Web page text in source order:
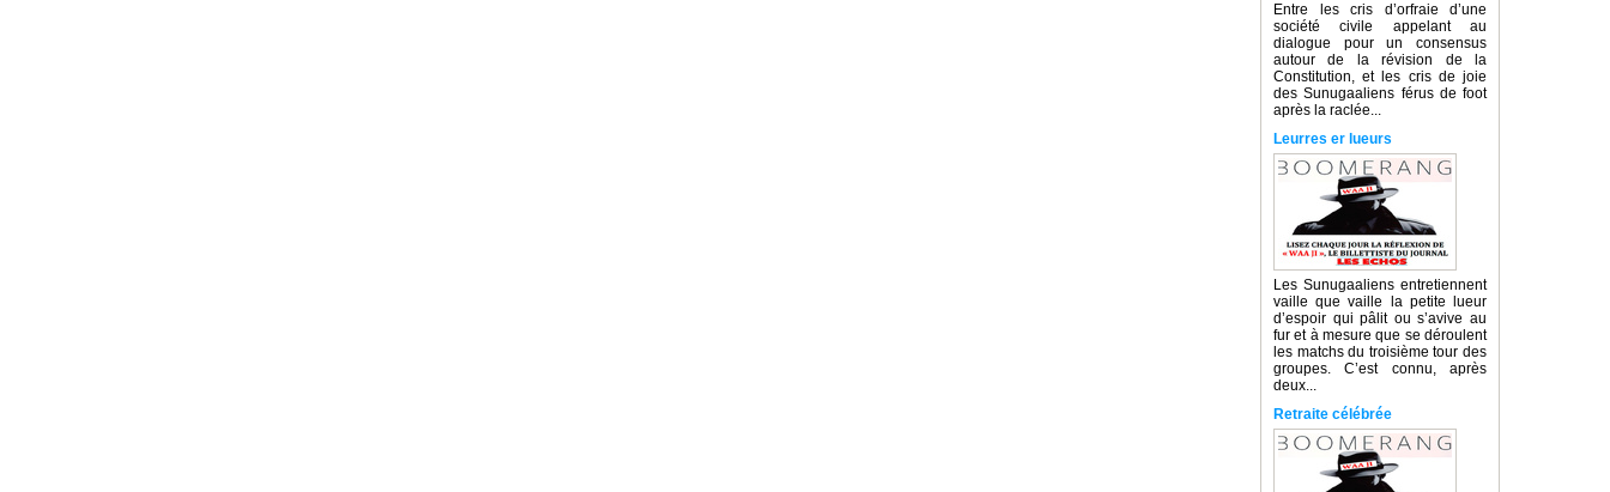
Entre les cris d’orfraie d’une
société civile appelant au
dialogue pour un consensus
autour de la révision de la
Constitution, et les cris de joie
des Sunugaaliens férus de foot
après la raclée...
Leurres er lueurs
Les Sunugaaliens entretiennent
vaille que vaille la petite lueur
d’espoir qui pâlit ou s’avive au
fur et à mesure que se déroulent
les matchs du troisième tour des
groupes. C’est connu, après
deux...
Retraite célébrée